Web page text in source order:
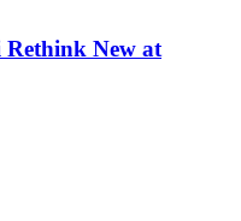
Rethink New at